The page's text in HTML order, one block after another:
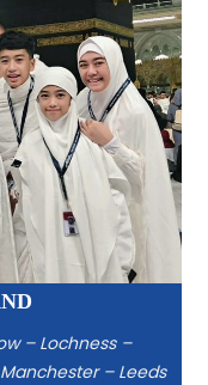
– Lochness –
– Leeds